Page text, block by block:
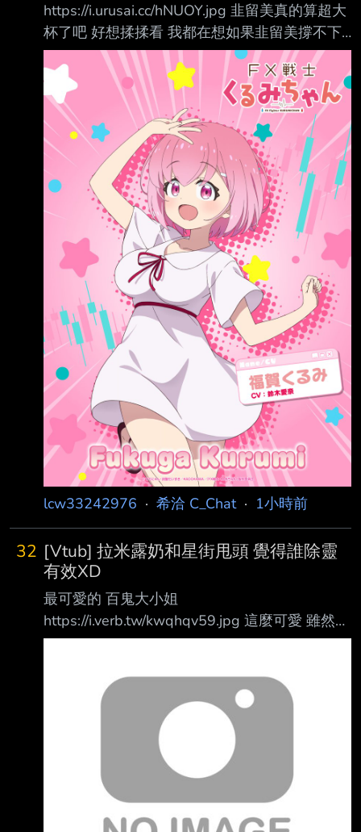
https://i.urusai.cc/hNUOY.jpg 韭留美真的算超大
杯了吧 好想揉揉看 我都在想如果韭留美撐不下
去 如果跑去下海豈不是造福社會？ 可惜她不想
而且怕她拿錢其實只要守好自己的卡和密碼就好
了吧 每天趁她洗澡先把卡都鎖在密碼櫃裡 早上
上班或上課再拿出來就好了 如果韭留美當女朋
友會是什麼感覺？ --
lcw33242976 · 希洽 C_Chat· 1小時前
32 [Vtub] 拉米露奶和星街甩頭 覺得誰除靈
有效XD
最可愛的 百鬼大小姐
https://i.verb.tw/kwqhqv59.jpg 這麼可愛 雖然是
鬼族還是大家都想寵她 可愛的宇佐美瑞希
都疼 這種笨笨的努力就是讓人想支持 也超可愛
的 大空鴨鴨 https://i.verb.tw/0W7enPho.jpg 昨
天找來一樣超可愛的小樞！ 聊到小樞家好像鬧
鬼電視會自己打開？？ 鴨鴨馬上提到 該找星街
和拉米去除靈了！ 兩個人除靈法鴨鴨都經歷過
首先是拉米的露奶除靈！！ 那天據說 拉米